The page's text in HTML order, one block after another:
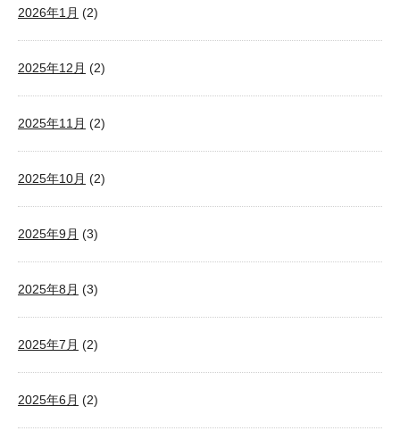
2026年1月 (2)
2025年12月 (2)
2025年11月 (2)
2025年10月 (2)
2025年9月 (3)
2025年8月 (3)
2025年7月 (2)
2025年6月 (2)